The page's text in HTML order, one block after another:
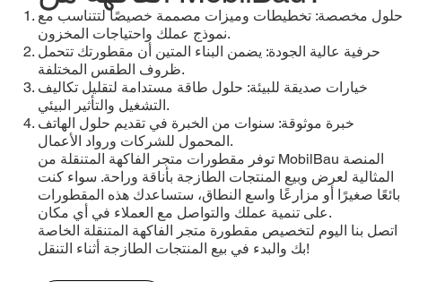
حلول مخصصة: تخطيطات وميزات مصممة خصيصًا لتتناسب مع
نموذج عملك واحتياجات المخزون.
حرفية عالية الجودة: يضمن البناء المتين أن مقطورتك تتحمل
ظروف الطقس المختلفة.
خيارات صديقة للبيئة: حلول طاقة مستدامة لتقليل تكاليف
التشغيل والتأثير البيئي.
خبرة موثوقة: سنوات من الخبرة في تقديم حلول الهاتف
المحمول للشركات ورواد الأعمال.
توفر مقطورات متجر الفاكهة المتنقلة من MobilBau المنصة
المثالية لعرض وبيع المنتجات الطازجة بأناقة وراحة. سواء كنت
بائعًا صغيرًا أو مزارعًا واسع النطاق، ستساعدك هذه المقطورات
على تنمية عملك والتواصل مع العملاء في أي مكان.
اتصل بنا اليوم لتخصيص مقطورة متجر الفاكهة المتنقلة الخاصة
بك والبدء في بيع المنتجات الطازجة أثناء التنقل!